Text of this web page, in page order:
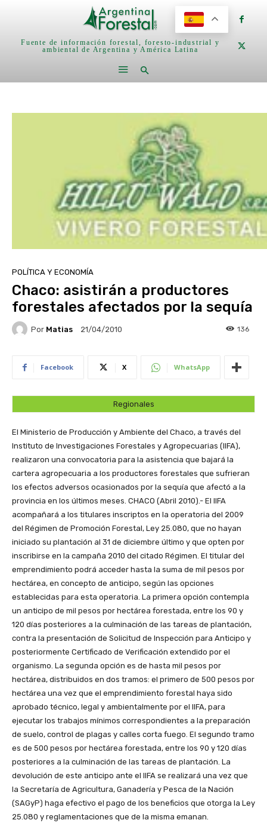
Fuente de información forestal, foresto-industrial y
ambiental de Argentina y América Latina
POLÍTICA Y ECONOMÍA
Chaco: asistirán a productores
forestales afectados por la sequía
Por Matias 21/04/2010 136
Facebook X WhatsApp
Regionales
El Ministerio de Producción y Ambiente del Chaco, a través del
Instituto de Investigaciones Forestales y Agropecuarias (IIFA),
realizaron una convocatoria para la asistencia que bajará la
cartera agropecuaria a los productores forestales que sufrieran
los efectos adversos ocasionados por la sequía que afectó a la
provincia en los últimos meses. CHACO (Abril 2010).- El IIFA
acompañará a los titulares inscriptos en la operatoria del 2009
del Régimen de Promoción Forestal, Ley 25.080, que no hayan
iniciado su plantación al 31 de diciembre último y que opten por
inscribirse en la campaña 2010 del citado Régimen. El titular del
emprendimiento podrá acceder hasta la suma de mil pesos por
hectárea, en concepto de anticipo, según las opciones
establecidas para esta operatoria. La primera opción contempla
un anticipo de mil pesos por hectárea forestada, entre los 90 y
120 días posteriores a la culminación de las tareas de plantación,
contra la presentación de Solicitud de Inspección para Anticipo y
posteriormente Certificado de Verificación extendido por el
organismo. La segunda opción es de hasta mil pesos por
hectárea, distribuidos en dos tramos: el primero de 500 pesos por
hectárea una vez que el emprendimiento forestal haya sido
aprobado técnico, legal y ambientalmente por el IIFA, para
ejecutar los trabajos mínimos correspondientes a la preparación
de suelo, control de plagas y calles corta fuego. El segundo tramo
es de 500 pesos por hectárea forestada, entre los 90 y 120 días
posteriores a la culminación de las tareas de plantación. La
devolución de este anticipo ante el IIFA se realizará una vez que
la Secretaría de Agricultura, Ganadería y Pesca de la Nación
(SAGyP) haga efectivo el pago de los beneficios que otorga la Ley
25.080 y reglamentaciones que de la misma emanan.